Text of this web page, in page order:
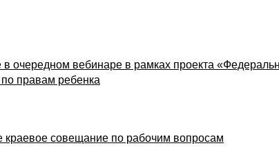
в очередном вебинаре в рамках проекта
правам ребенка
краевое совещание по рабочим вопросам